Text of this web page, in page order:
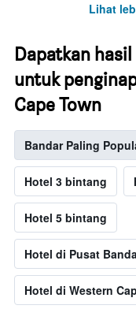
Lihat
Dapatkan
untuk
Cape Town
Bandar Paling
Hotel 3 bintang
Hotel 5 bintang
Hotel di Pusat
Hotel di Western